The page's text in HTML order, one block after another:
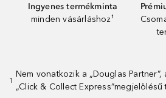
Ingyenes termékminta
minden vásárláshoz¹
1
Nem vonatkozik a „Douglas Partner”,
„Click & Collect Express”megjelölésű